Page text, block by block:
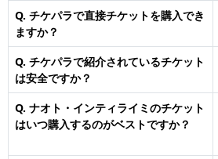
Q. チケパラで直接チケットを購入でき
ますか？
Q. チケパラで紹介されているチケット
は安全ですか？
Q. ナオト・インティライミのチケット
はいつ購入するのがベストですか？